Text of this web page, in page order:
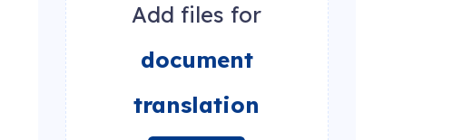
Add files for
document
translation